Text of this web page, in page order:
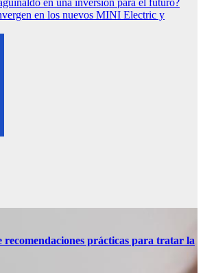
en una inversión para el futuro?
en los nuevos MINI Electric y
recomendaciones prácticas para tratar la